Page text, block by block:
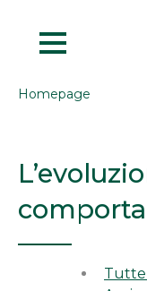
Homepage
Tutte